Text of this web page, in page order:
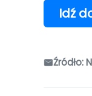
Idź
Źródło: